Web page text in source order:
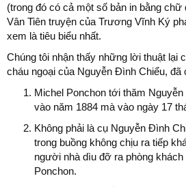
(trong đó có cả một số bản in bằng
Vân Tiên truyện của Trương Vĩnh Ký
xem là tiêu biểu nhất.
Chúng tôi nhận thấy những lời thuật lại
cháu ngoại của Nguyễn Đình Chiểu, đã
Michel Ponchon tới thăm
vào năm 1884 mà vào ngày 17
Không phải là cụ Nguyễn Đình
trong buồng không chịu ra tiếp
người nhà dìu đỡ ra phòng khách
Ponchon.